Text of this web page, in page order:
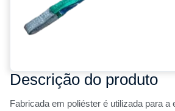
Descrição do produto
Fabricada em poliéster é utilizada para a